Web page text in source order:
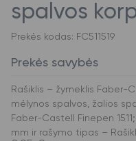
spalvos
Prekės kodas: FC511519
Prekės savybės
Rašiklis – žymeklis Faber-
mėlynos spalvos, žalios
Faber-Castell Finepen
mm ir rašymo tipas –